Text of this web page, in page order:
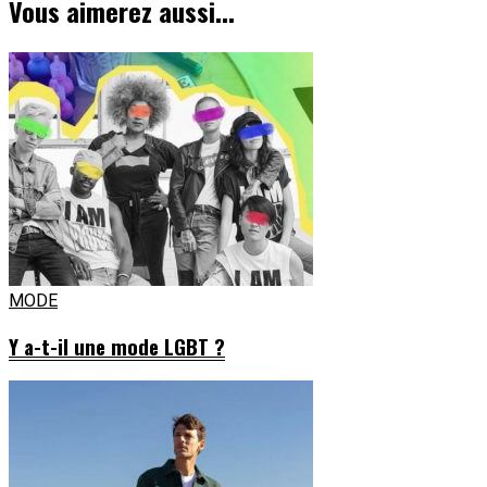
Vous aimerez aussi...
MODE
Y a-t-il une mode LGBT ?